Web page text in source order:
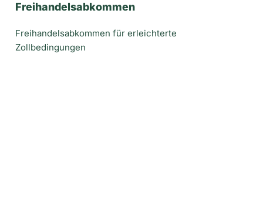
Freihandelsabkommen
Freihandelsabkommen für erleichterte
Zollbedingungen